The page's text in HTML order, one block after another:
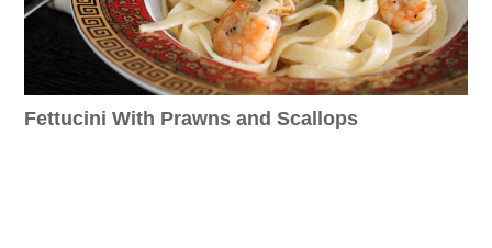
Fettucini With Prawns and Scallops